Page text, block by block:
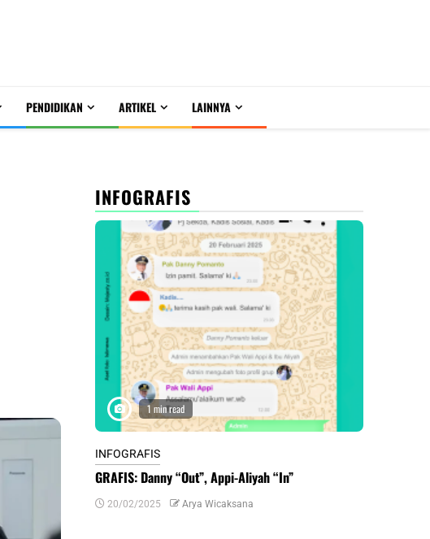
PENDIDIKAN ARTIKEL LAINNYA
INFOGRAFIS
1 min read
INFOGRAFIS
GRAFIS: Danny “Out”, Appi-Aliyah “In”
20/02/2025 Arya Wicaksana